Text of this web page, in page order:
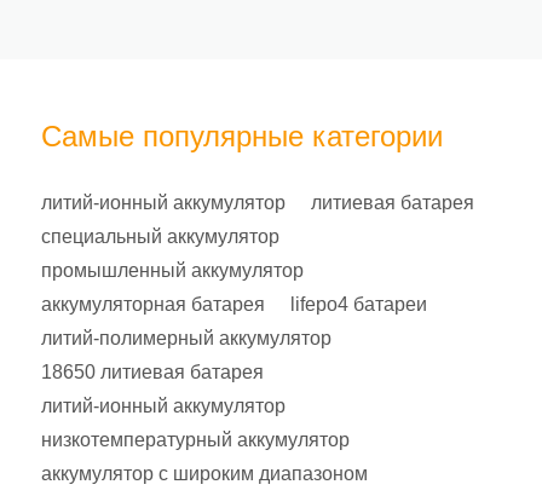
Самые популярные категории
литий-ионный аккумулятор
литиевая батарея
специальный аккумулятор
промышленный аккумулятор
аккумуляторная батарея
lifepo4 батареи
литий-полимерный аккумулятор
18650 литиевая батарея
литий-ионный аккумулятор
низкотемпературный аккумулятор
аккумулятор с широким диапазоном